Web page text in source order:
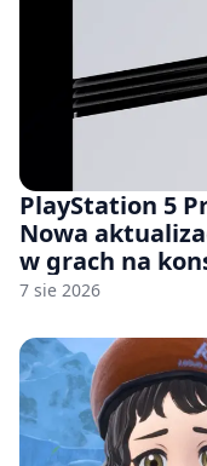
PlayStation 5
Nowa
w grach na
7 sie 2026